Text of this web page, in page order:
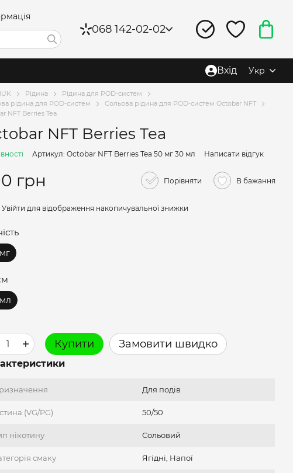
068 142-02-02
Вхід Укр
Рідина
Рідина для POD-систем
рідина для POD-систем
Сольова рідина для POD-систем Octobar NFT
NFT Berries Tea
NFT Berries Tea
Артикул: Octobar NFT Berries Tea 50 мг 30 мл Написати відгук
грн Порівняти В бажання
Увійти для відображення накопичувальної знижки
Купити Замовити швидко
Для подів
(VG/PG) 50/50
нікотину Сольовий
смаку Ягідні, Напої